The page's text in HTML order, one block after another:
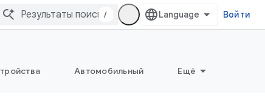
/ Войти
Автомобильный Ещё